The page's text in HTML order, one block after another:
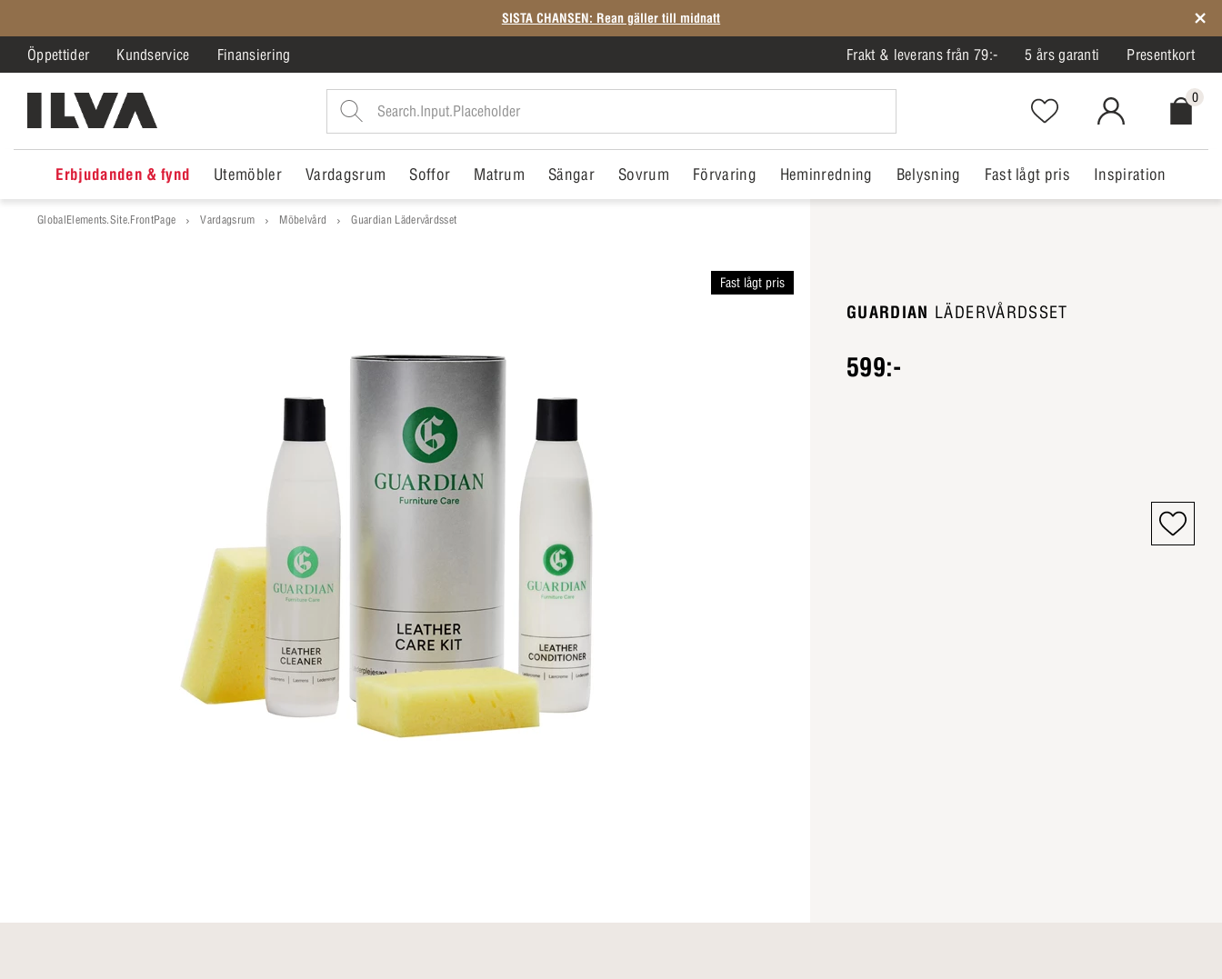
SISTA CHANSEN: Rean gäller till midnatt
Öppettider Kundservice Finansiering Frakt & leverans från 79:- 5 års garanti Presentkort
Favorites.NavigationButton.Text
MitIlva.Login
0
Erbjudanden & fynd Utemöbler Vardagsrum Soffor Matrum Sängar Sovrum Förvaring Heminredning Belysning Fast lågt pris Inspiration
GlobalElements.Site.FrontPage Vardagsrum Möbelvård Guardian Lädervårdsset
Fast lågt pris
GUARDIAN LÄDERVÅRDSSET
599:-